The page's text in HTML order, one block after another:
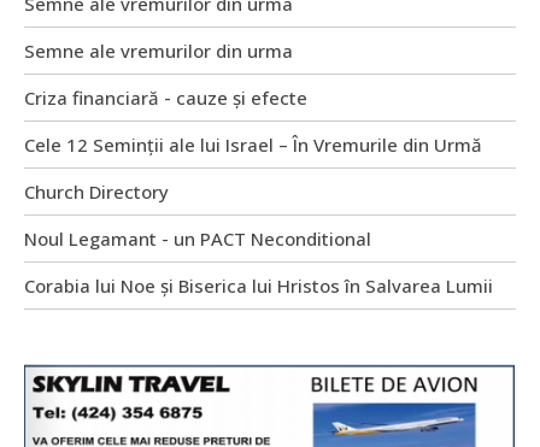
Semne ale vremurilor din urma
Criza financiară - cauze și efecte
Cele 12 Seminții ale lui Israel – În Vremurile din Urmă
Church Directory
Noul Legamant - un PACT Neconditional
Corabia lui Noe și Biserica lui Hristos în Salvarea Lumii